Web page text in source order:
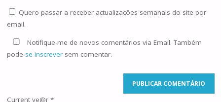
Quero passar a receber actualizações semanais do site por
email.
Notifique-me de novos comentários via Email. Também
pode se inscreversem comentar.
Current ye@r *